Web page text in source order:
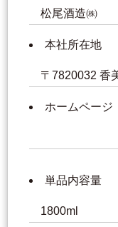
松尾酒造㈱
本社所在地
〒7820032 香
ホームページ
単品内容量
1800ml